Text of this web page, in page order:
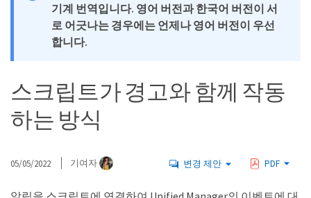
기계 번역입니다. 영어 버전과 한국어 버전이 서
로 어긋나는 경우에는 언제나 영어 버전이 우선
합니다.
스크립트가 경고와 함께 작동
하는 방식
05/05/2022 기여자 변경 제안 PDF